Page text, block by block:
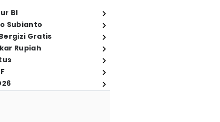
BI
Subianto
Gratis
Rupiah